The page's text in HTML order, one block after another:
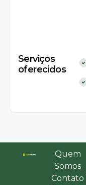
Serviços
oferecidos
Quem
Somos
Contato